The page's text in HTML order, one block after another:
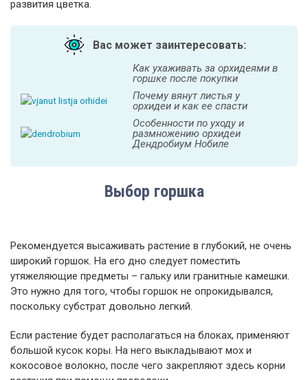
развития цветка.
Вас может заинтересовать:
Как ухаживать за орхидеями в
горшке после покупки
Почему вянут листья у
орхидеи и как ее спасти
Особенности по уходу и
размножению орхидеи
Дендробиум Нобиле
Выбор горшка
Рекомендуется высаживать растение в глубокий, не очень
широкий горшок. На его дно следует поместить
утяжеляющие предметы – гальку или гранитные камешки.
Это нужно для того, чтобы горшок не опрокидывался,
поскольку субстрат довольно легкий.
Если растение будет располагаться на блоках, применяют
большой кусок коры. На него выкладывают мох и
кокосовое волокно, после чего закрепляют здесь корни